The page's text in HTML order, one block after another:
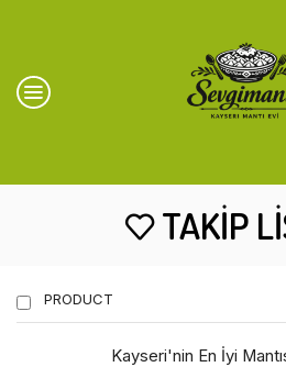
TAKIP
PRODUCT
Kayseri'nin En İyi